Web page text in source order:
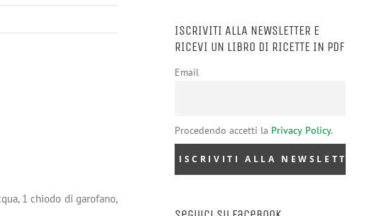
1 chiodo di garofano,
ISCRIVITI ALLA NEWSLETTER E
RICEVI UN LIBRO DI RICETTE IN PDF
Email
Procedendo accetti la Privacy Policy.